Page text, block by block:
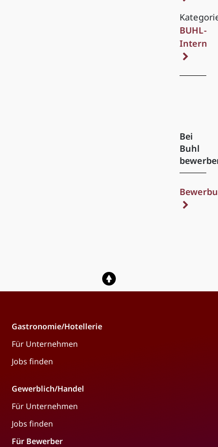
BUHL-
Intern
Bei
Buhl
Gastronomie/Hotellerie
Für Unternehmen
Jobs finden
Gewerblich/Handel
Für Unternehmen
Jobs finden
Für Bewerber